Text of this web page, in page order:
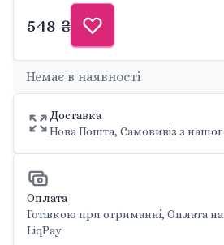
548 ₴
Немає в наявності
Доставка
Нова Пошта, Самовивіз з
Оплата
Готівкою при отриманні, Оплата
LiqPay